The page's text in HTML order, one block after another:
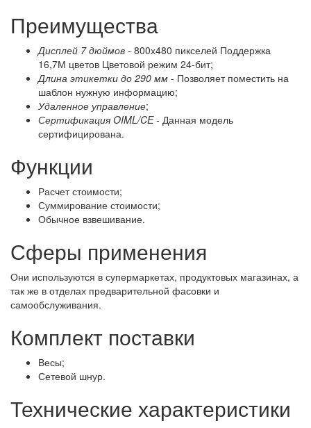
Преимущества
Дисплей 7 дюймов - 800х480 пикселей Поддержка
16,7М цветов Цветовой режим 24-бит;
Длина этикетки до 290 мм - Позволяет поместить на
шаблон нужную информацию;
Удаленное управление;
Сертификация OIML/CE- Данная модель
сертифицирована.
Функции
Расчет стоимости;
Суммирование стоимости;
Обычное взвешивание.
Сферы применения
Они используются в супермаркетах, продуктовых магазинах, а
так же в отделах предварительной фасовки и
самообслуживания.
Комплект поставки
Весы;
Сетевой шнур.
Технические характеристики